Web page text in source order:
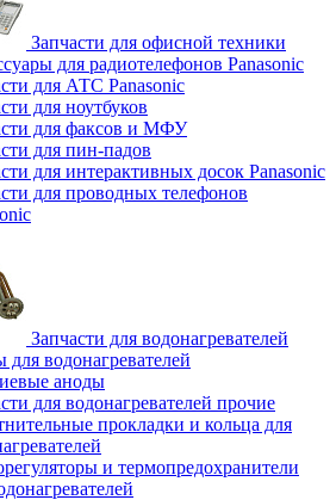
Запчасти для офисной техники
для радиотелефонов Panasonic
для АТС Panasonic
для ноутбуков
для факсов и МФУ
для пин-падов
для интерактивных досок Panasonic
для проводных телефонов
Запчасти для водонагревателей
водонагревателей
аноды
для водонагревателей прочие
прокладки и кольца для
и термопредохранители